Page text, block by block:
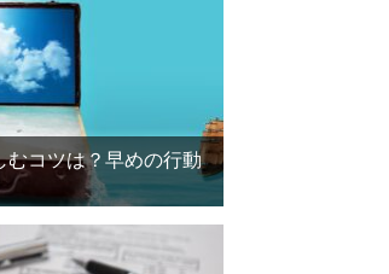
むコツは？早めの行動